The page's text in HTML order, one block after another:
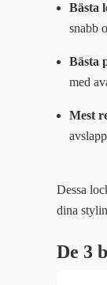
Bästa
snabb
Bästa
med
Mest
Dessa
dina
De 3